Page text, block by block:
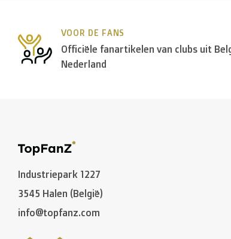
VOOR DE FANS
Officiële fanartikelen van clubs uit
Nederland
Industriepark 1227
3545 Halen (België)
info@topfanz.com